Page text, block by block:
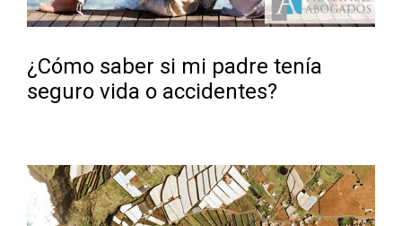
¿Cómo saber si mi padre tenía
seguro vida o accidentes?